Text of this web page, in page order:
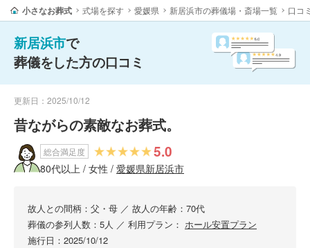
小さなお葬式 式場を探す 愛媛県 新居浜市の葬儀場・斎場一覧 口コ
新居浜市で
葬儀をした方の口コミ
更新日：2025/10/12
昔ながらの素敵なお葬式。
総合満足度 5.0
80代以上 / 女性 / 愛媛県新居浜市
故人との間柄：父・母 ／ 故人の年齢：70代
葬儀の参列人数：5人 ／ 利用プラン： ホール安置プラン
施行日：2025/10/12